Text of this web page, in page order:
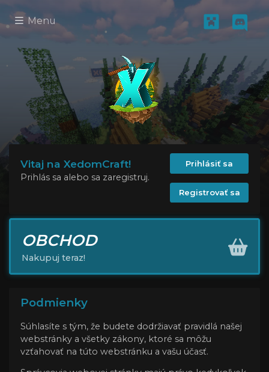
Menu
Vitaj na XedomCraft!
Prihlás sa alebo sa zaregistruj.
Prihlásiť sa
Registrovať sa
OBCHOD
Nakupuj teraz!
Podmienky
Súhlasíte s tým, že budete dodržiavať pravidlá našej
webstránky a všetky zákony, ktoré sa môžu
vzťahovať na túto webstránku a vašu účasť.